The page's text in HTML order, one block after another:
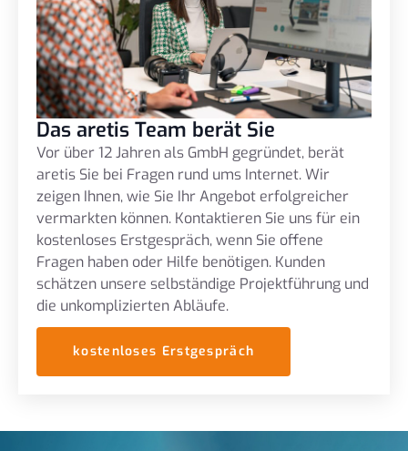
Das aretis Team berät Sie
Vor über 12 Jahren als GmbH gegründet, berät
aretis Sie bei Fragen rund ums Internet. Wir
zeigen Ihnen, wie Sie Ihr Angebot erfolgreicher
vermarkten können. Kontaktieren Sie uns für ein
kostenloses Erstgespräch, wenn Sie offene
Fragen haben oder Hilfe benötigen. Kunden
schätzen unsere selbständige Projektführung und
die unkomplizierten Abläufe.
kostenloses Erstgespräch